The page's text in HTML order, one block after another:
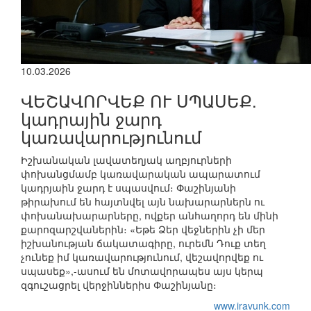
10.03.2026
ՎԵՇԱՎՈՐՎԵՔ ՈՒ ՍՊԱՍԵՔ.
կադրային ջարդ
կառավարությունում
Իշխանական լավատեղյակ աղբյուրների
փոխանցմամբ կառավարական ապարատում
կադրյաին ջարդ է սպասվում։ Փաշինյանի
թիրախում են հայտնվել այն նախարարներն ու
փոխանախարարները, ովքեր անհաղորդ են մինի
քարոզարշվաներին։ «Եթե Ձեր վեջներին չի մեր
իշխանության ճակատագիրը, ուրեմն Դուք տեղ
չունեք իմ կառավարությունում, վեշավորվեք ու
սպասեք»,-ասում են մոտավորապես այս կերպ
զգուշացրել վերջիններիս Փաշինյանը։
www.iravunk.com